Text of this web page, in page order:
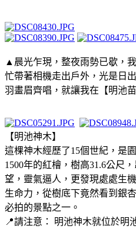
▲晨光乍現，整夜雨勢已歇，
忙帶著相機走出戶外，光是日
羽畫眉齊唱，就讓我在【明池
【明池神木】
這棵神木經歷了15個世紀，是
1500年的紅檜，樹高31.6公尺
望，靈氣逼人，更發現處處生
生命力，從樹底下竟然看到銀
必拍的景點之一。
📍請注意： 明池神木就位於明